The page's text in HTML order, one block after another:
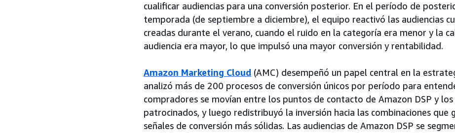
cualificar audiencias para una conversión posterior. En el período de
temporada (de septiembre a diciembre), el equipo reactivó las audiencias
creadas durante el verano, cuando el ruido en la categoría era menor y la
audiencia era mayor, lo que impulsó una mayor conversión y rentabilidad.
Amazon Marketing Cloud (AMC) desempeñó un papel central en la
analizó más de 200 procesos de conversión únicos por período para
compradores se movían entre los puntos de contacto de Amazon DSP y los
patrocinados, y luego redistribuyó la inversión hacia las combinaciones que
señales de conversión más sólidas. Las audiencias de Amazon DSP se